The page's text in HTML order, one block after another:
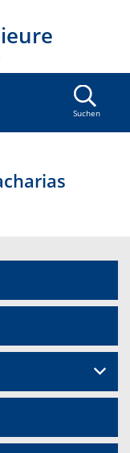
Suchen